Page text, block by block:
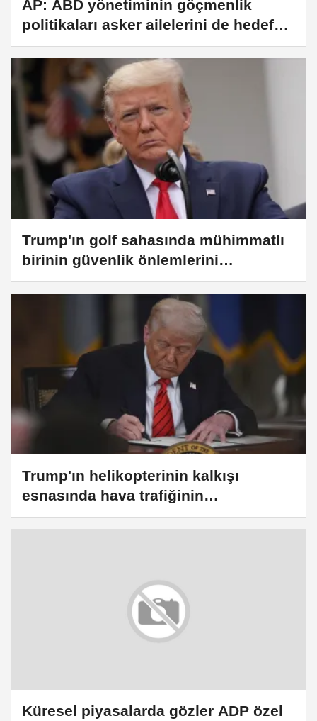
AP: ABD yönetiminin göçmenlik
politikaları asker ailelerini de hedef
alıyor
Trump'ın golf sahasında mühimmatlı
birinin güvenlik önlemlerini
incelerken yakalandığı duyuruldu
Trump'ın helikopterinin kalkışı
esnasında hava trafiğinin
durdurulmamasının soruşturulduğu
Küresel piyasalarda gözler ADP özel